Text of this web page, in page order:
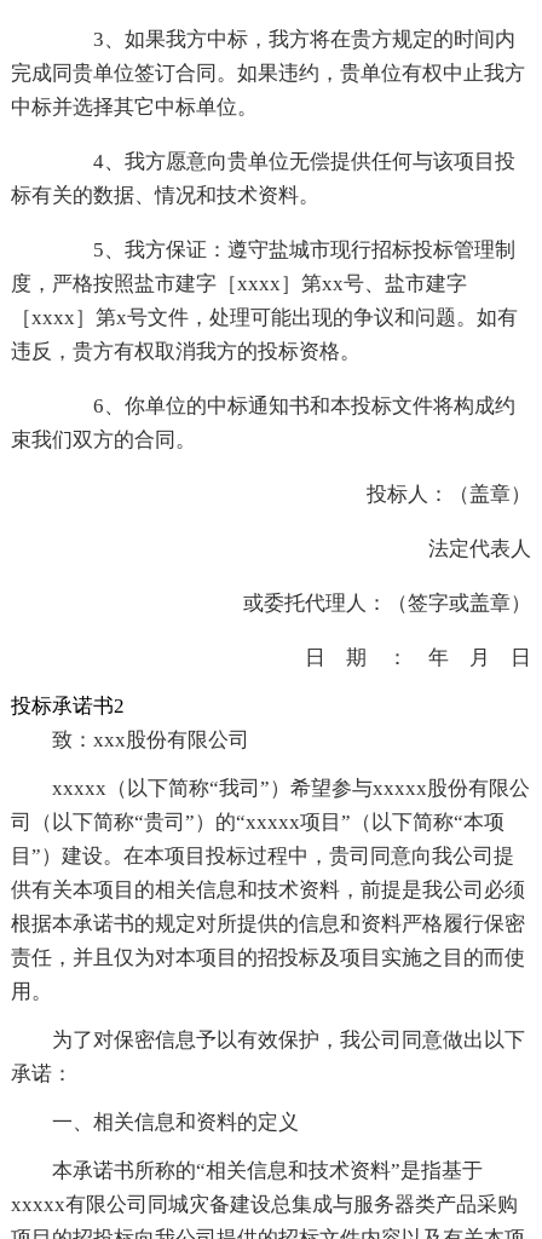
3、如果我方中标，我方将在贵方规定的时间内
完成同贵单位签订合同。如果违约，贵单位有权中止我方
中标并选择其它中标单位。
4、我方愿意向贵单位无偿提供任何与该项目投
标有关的数据、情况和技术资料。
5、我方保证：遵守盐城市现行招标投标管理制
度，严格按照盐市建字［xxxx］第xx号、盐市建字
［xxxx］第x号文件，处理可能出现的争议和问题。如有
违反，贵方有权取消我方的投标资格。
6、你单位的中标通知书和本投标文件将构成约
束我们双方的合同。
投标人：（盖章）
法定代表人
或委托代理人：（签字或盖章）
日 期 ： 年 月 日
投标承诺书2
致：xxx股份有限公司
xxxxx（以下简称“我司”）希望参与xxxxx股份有限公
司（以下简称“贵司”）的“xxxxx项目”（以下简称“本项
目”）建设。在本项目投标过程中，贵司同意向我公司提
供有关本项目的相关信息和技术资料，前提是我公司必须
根据本承诺书的规定对所提供的信息和资料严格履行保密
责任，并且仅为对本项目的招投标及项目实施之目的而使
用。
为了对保密信息予以有效保护，我公司同意做出以下
承诺：
一、相关信息和资料的定义
本承诺书所称的“相关信息和技术资料”是指基于
xxxxx有限公司同城灾备建设总集成与服务器类产品采购